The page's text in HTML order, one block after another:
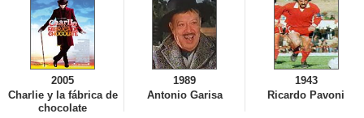
2005
Charlie y la fábrica de
chocolate
1989
Antonio Garisa
1943
Ricardo Pavoni